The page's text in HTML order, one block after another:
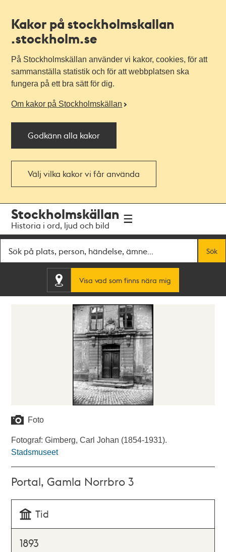
Kakor på stockholmskallan
.stockholm.se
På Stockholmskällan använder vi kakor, cookies, för att
sammanställa statistik och för att webbplatsen ska
fungera på ett bra sätt för dig.
Om kakor på Stockholmskällan
Godkänn alla kakor
Välj vilka kakor vi får använda
navigationen
huvudinnehållet
Stockholmskällan
Historia i ord, ljud och bild
Sök
Visa vad som finns nära mig
Foto
Fotograf: Gimberg, Carl Johan (1854-1931).
Stadsmuseet
Portal, Gamla Norrbro 3
Tid
1893